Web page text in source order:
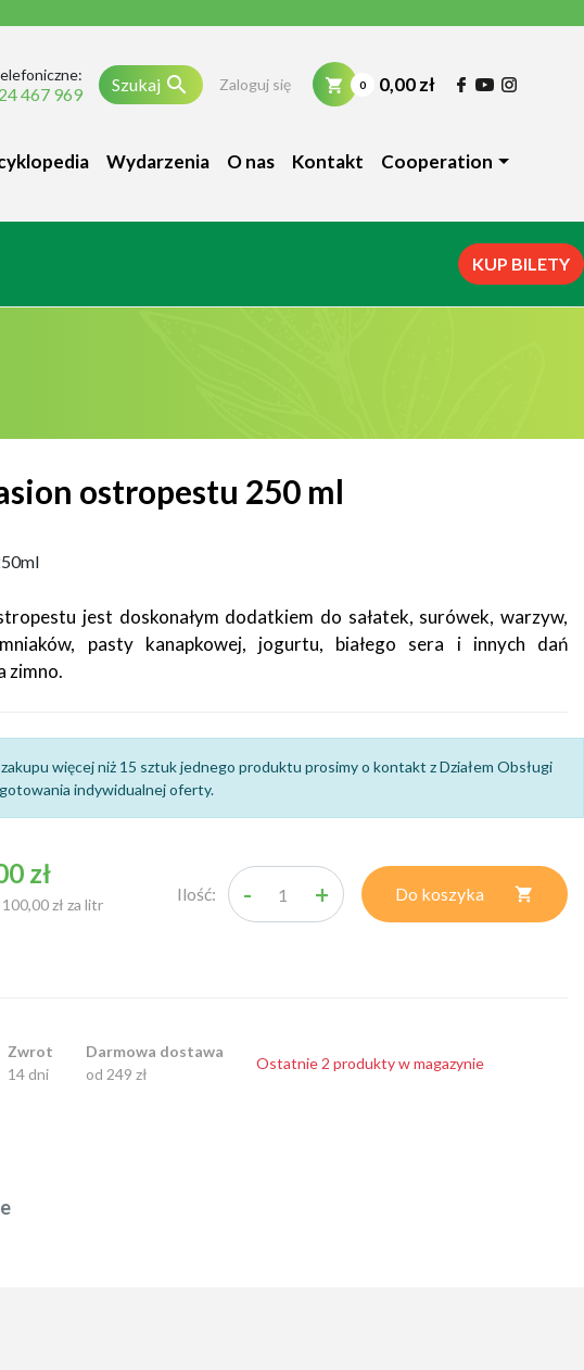
467 969 Szukaj  Zaloguj się 0 0,00 zł
Wydarzenia O nas Kontakt Cooperation
KUP BILETY
ostropestu 250 ml
jest doskonałym dodatkiem do sałatek, surówek, warzyw,
pasty kanapkowej, jogurtu, białego sera i innych dań
zimno.
więcej niż 15 sztuk jednego produktu prosimy o kontakt z Działem Obsługi
indywidualnej oferty.
zł
zł za litr Ilość: - + Do koszyka 
Zwrot
14 dni
Darmowa dostawa
od 249 zł
Ostatnie 2 produkty w magazynie